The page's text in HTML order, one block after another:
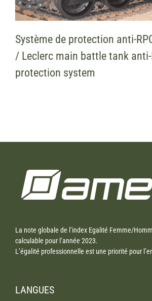
Système de protection anti-
/ Leclerc main battle tank anti-
protection system
La note globale de l’index Egalité Femme/
calculable pour l’année 2023.
L’égalité professionnelle est une priorité pour
LANGUES